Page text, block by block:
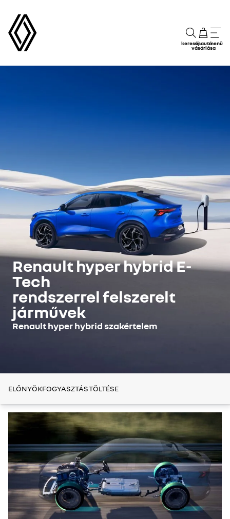
keresésúj autó
vásárlása
menü
Renault hyper hybrid E-
Tech
rendszerrel felszerelt
járművek
Renault hyper hybrid szakértelem
ELŐNYÖKFOGYASZTÁSTÖLTÉSE